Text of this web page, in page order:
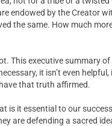
endowed by the Creator
the same. How much
This executive summary of
it isn’t even
that truth affirmed.
is it essential to our
are defending a sacred